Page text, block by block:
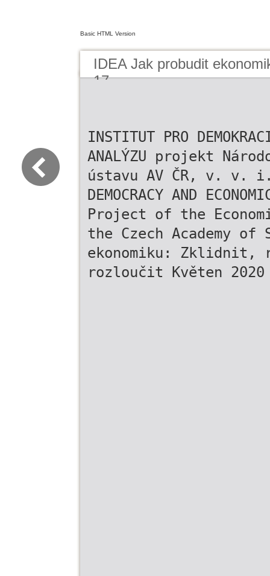
Basic HTML Version
IDEA Jak probudit
17
INSTITUT PRO
ANALÝZU projekt
ústavu AV ČR, v. v. i.
DEMOCRACY AND
Project of the
the Czech Academy
ekonomiku: Zklidnit,
rozloučit Květen